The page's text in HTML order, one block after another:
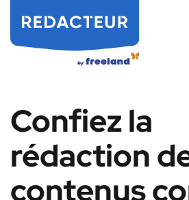
Confiez la
rédaction
contenus